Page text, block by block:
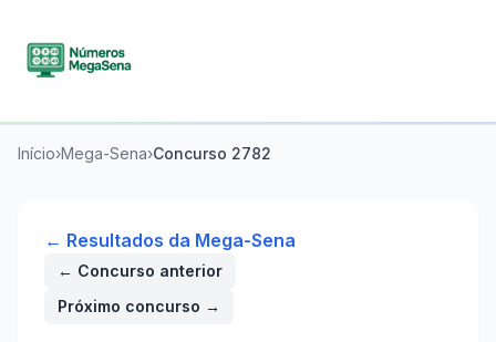
Início›Mega-Sena›Concurso 2782
← Resultados da Mega-Sena
← Concurso anterior
Próximo concurso →